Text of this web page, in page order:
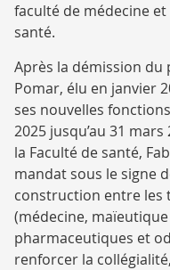
faculté de médecine
santé.
Après la démission
Pomar, élu en janvier
ses nouvelles
2025 jusqu’au 31
la Faculté de santé,
mandat sous le signe
construction entre les
(médecine,
pharmaceutiques et
renforcer la